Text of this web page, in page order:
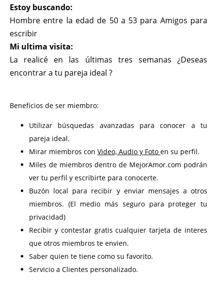
Estoy buscando:
Hombre entre la edad de 50 a 53 para Amigos para
escribir
Mi ultima visita:
La realicé en las últimas tres semanas ¿Deseas
encontrar a tu pareja ideal ?
Beneficios de ser miembro:
Utilizar búsquedas avanzadas para conocer a tu
pareja ideal.
Mirar miembros con Video, Audio y Foto en su perfil.
Miles de miembros dentro de MejorAmor.com podrán
ver tu perfil y escribirte para conocerte.
Buzón local para recibir y enviar mensajes a otros
miembros. (El medio más seguro para proteger tu
privacidad)
Recibir y contestar gratis cualquier tarjeta de interes
que otros miembros te envien.
Saber quien te tiene como su favorito.
Servicio a Clientes personalizado.